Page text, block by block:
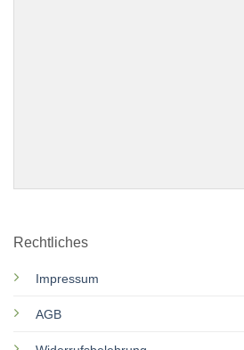
Rechtliches
Impressum
AGB